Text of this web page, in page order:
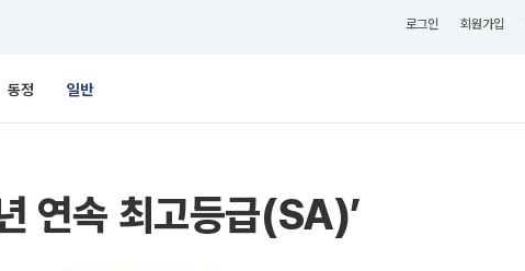
로그인 회원가입
동정 일반
연속 최고등급(SA)’